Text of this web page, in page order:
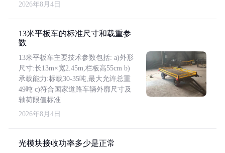
2026年8月4日
13米平板车的标准尺寸和载重参
数
13米平板车主要技术参数包括: a)外形
尺寸:长13m×宽2.45m,栏板高55cm b)
承载能力:标载30-35吨,最大允许总重
49吨 c)符合国家道路车辆外廓尺寸及
轴荷限值标准
2026年8月4日
光模块接收功率多少是正常